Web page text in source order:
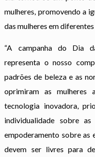
mulheres, promovendo a
das mulheres em
“A campanha do Dia
representa o nosso
padrões de beleza e as
oprimiram as mulheres
tecnologia inovadora,
individualidade sobre
empoderamento sobre as
devem ser livres para